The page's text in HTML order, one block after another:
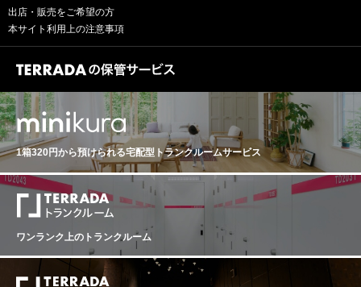
出店・販売をご希望の方
本サイト利用上の注意事項
1箱320円から預けられる宅配型トランクルームサービス
ワンランク上のトランクルーム